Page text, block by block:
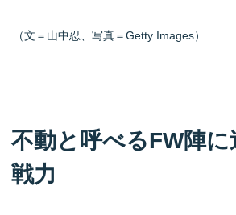
（文＝山中忍、写真＝Getty Images）
不動と呼べるFW陣に
戦力